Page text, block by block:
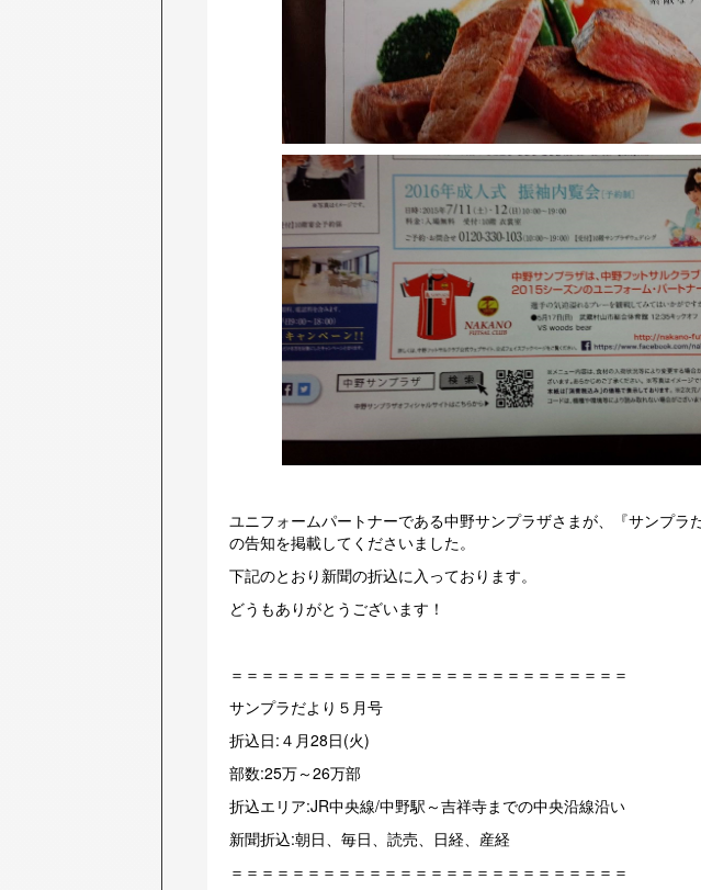
ユニフォームパートナーである中野サンプラザさまが、『サンプラ
の告知を掲載してくださいました。
下記のとおり新聞の折込に入っております。
どうもありがとうございます！
＝＝＝＝＝＝＝＝＝＝＝＝＝＝＝＝＝＝＝＝＝＝＝＝＝＝
サンプラだより５月号
折込日:４月28日(火)
部数:25万～26万部
折込エリア:JR中央線/中野駅～吉祥寺までの中央沿線沿い
新聞折込:朝日、毎日、読売、日経、産経
＝＝＝＝＝＝＝＝＝＝＝＝＝＝＝＝＝＝＝＝＝＝＝＝＝＝